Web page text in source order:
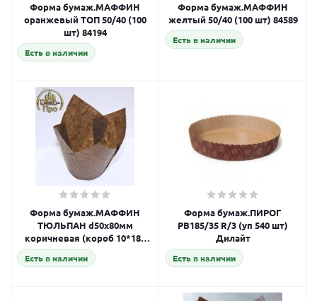
Форма бумаж.МАФФИН
оранжевый ТОП 50/40 (100
шт) 84194
Есть в наличии
Форма бумаж.МАФФИН
желтый 50/40 (100 шт) 84589
Есть в наличии
Форма бумаж.МАФФИН
ТЮЛЬПАН d50х80мм
коричневая (короб 10*180
шт) 41430
Есть в наличии
Форма бумаж.ПИРОГ
РВ185/35 R/3 (уп 540 шт)
Дилайт
Есть в наличии